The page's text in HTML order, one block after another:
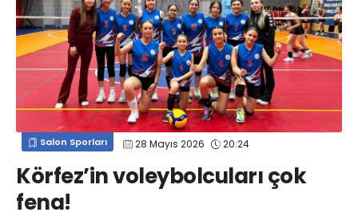
Salon Sporları 28 Mayıs 2026 20:24
Körfez’in voleybolcuları çok
fena!
Salon Sporları
Okul Sporları
Web TV Galeri Yazarlar
info@spor41.com